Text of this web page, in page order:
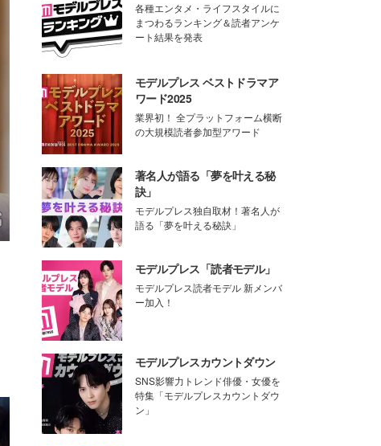
各種エンタメ・ライフスタイルに
まつわるランキング＆読者アンケ
ート結果を発表
モデルプレス ベストドラマア
ワード2025
業界初！ 全プラットフォーム横断
の大規模読者参加型アワード
著名人が語る「夢を叶える秘
訣」
モデルプレス独自取材！著名人が
語る「夢を叶える秘訣」
モデルプレス「読者モデル」
モデルプレス読者モデル 新メンバ
ー加入！
モデルプレスカウントダウン
SNS影響力トレンド俳優・女優を
特集「モデルプレスカウントダウ
ン」